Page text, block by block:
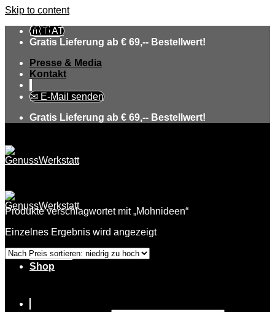
Skip to content
🇦🇹 AT
Gratis Lieferung ab € 69,-- Bestellwert!
Presse & Media
Kontakt
✉ E-Mail senden
Gratis Lieferung ab € 69,-- Bestellwert!
Über uns
Shop
Produkte verschlagwortet mit „Mohnideen“
Einzelnes Ergebnis wird angezeigt